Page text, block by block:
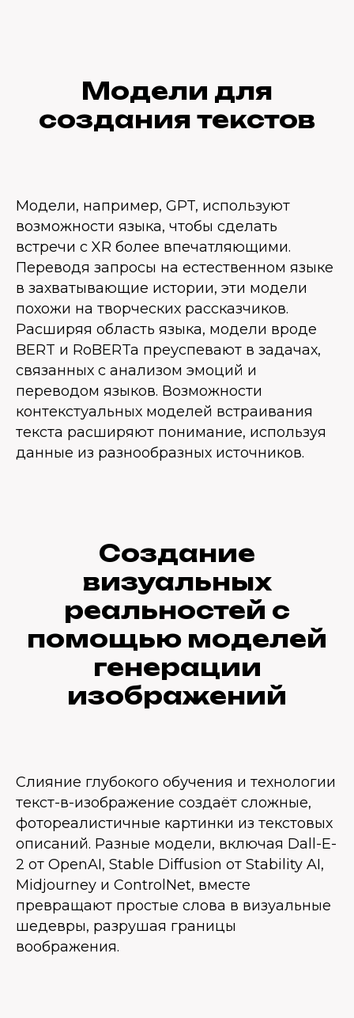
Модели для
создания текстов
Модели, например, GPT, используют
возможности языка, чтобы сделать
встречи с XR более впечатляющими.
Переводя запросы на естественном языке
в захватывающие истории, эти модели
похожи на творческих рассказчиков.
Расширяя область языка, модели вроде
BERT и RoBERTa преуспевают в задачах,
связанных с анализом эмоций и
переводом языков. Возможности
контекстуальных моделей встраивания
текста расширяют понимание, используя
данные из разнообразных источников.
Создание
визуальных
реальностей с
помощью моделей
генерации
изображений
Слияние глубокого обучения и технологии
текст-в-изображение создаёт сложные,
фотореалистичные картинки из текстовых
описаний. Разные модели, включая Dall-E-
2 от OpenAI, Stable Diffusion от Stability AI,
Midjourney и ControlNet, вместе
превращают простые слова в визуальные
шедевры, разрушая границы
воображения.